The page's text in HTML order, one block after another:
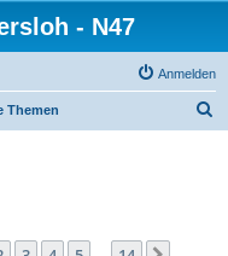
- N47
Anmelden
Themen